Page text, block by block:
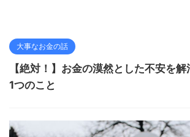
大事なお金の話
【絶対！】お金の漠然とした不安を
1つのこと